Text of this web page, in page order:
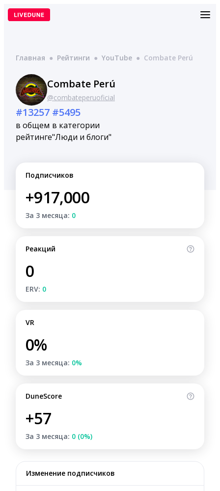
Перейти
Главная ● Рейтинги ● YouTube ● Combate Perú
Combate Perú
@combateperuoficial
#13257
в общем
рейтинге
#5495
в категории
"Люди и блоги"
Подписчиков
+917,000
За 3 месяца: 0
Реакций
0
ERV: 0
VR
0%
За 3 месяца: 0%
DuneScore
+57
За 3 месяца: 0 (0%)
Изменение подписчиков